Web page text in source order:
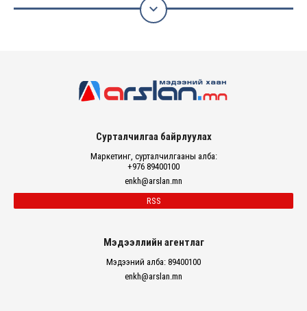

Сурталчилгаа байрлуулах
Маркетинг, сурталчилгааны алба:
+976 89400100
enkh@arslan.mn
RSS
Мэдээллийн агентлаг
Мэдээний алба: 89400100
enkh@arslan.mn